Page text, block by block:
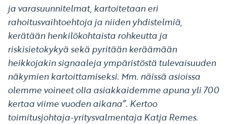
ja varasuunnitelmat, kartoitetaan eri
rahoitusvaihtoehtoja ja niiden yhdistelmiä,
kerätään henkilökohtaista rohkeutta ja
riskisietokykyä sekä pyritään keräämään
heikkojakin signaaleja ympäristöstä tulevaisuuden
näkymien kartoittamiseksi. Mm. näissä asioissa
olemme voineet olla asiakkaidemme apuna yli 700
kertaa viime vuoden aikana”. Kertoo
toimitusjohtaja-yritysvalmentaja Katja Remes.